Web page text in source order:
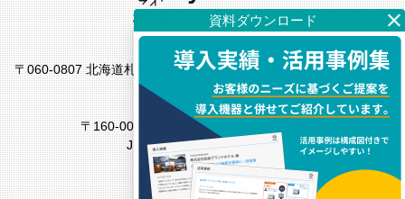
株式会社システム・ケイ
本社
〒060-0807 北海道札幌市北区北7条西4丁目1番地2 KDX札幌ビル7
東京支社
〒160-0022 東京都新宿区新宿4丁目1番6号
JR新宿ミライナタワー18F